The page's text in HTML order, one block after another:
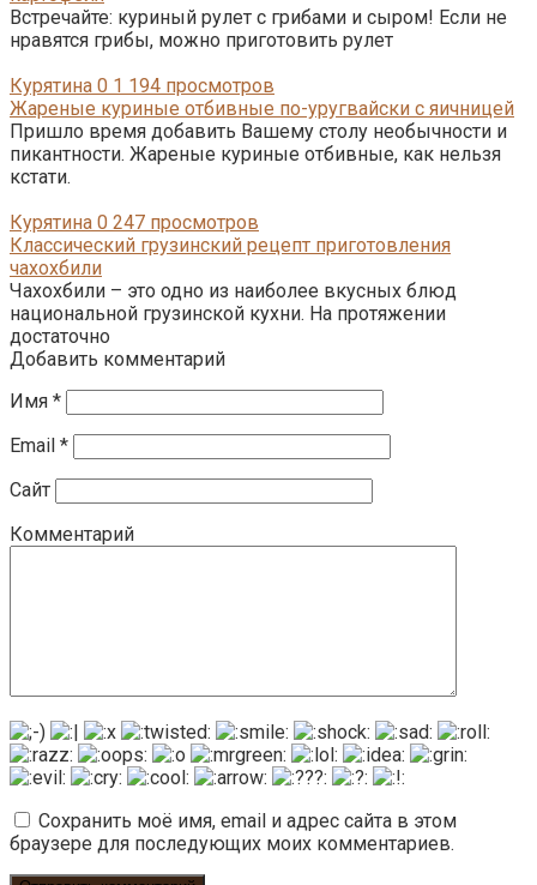
Встречайте: куриный рулет с грибами и сыром! Если не
нравятся грибы, можно приготовить рулет
Курятина 0 1 194 просмотров
Жареные куриные отбивные по-уругвайски с яичницей
Пришло время добавить Вашему столу необычности и
пикантности. Жареные куриные отбивные, как нельзя
кстати.
Курятина 0 247 просмотров
Классический грузинский рецепт приготовления
чахохбили
Чахохбили – это одно из наиболее вкусных блюд
национальной грузинской кухни. На протяжении
достаточно
Добавить комментарий
Имя *
Email *
Сайт
Комментарий
Сохранить моё имя, email и адрес сайта в этом
браузере для последующих моих комментариев.